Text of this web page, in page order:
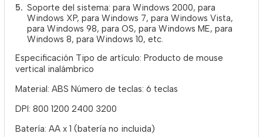
Soporte del sistema: para Windows 2000, para
Windows XP, para Windows 7, para Windows Vista,
para Windows 98, para OS, para Windows ME, para
Windows 8, para Windows 10, etc.
Especificación Tipo de artículo: Producto de mouse
vertical inalámbrico
Material: ABS Número de teclas: 6 teclas
DPI: 800 1200 2400 3200
Batería: AA x 1 (batería no incluida)